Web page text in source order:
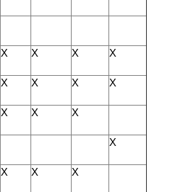
X X X X
X X X X
X X X
X
X X X